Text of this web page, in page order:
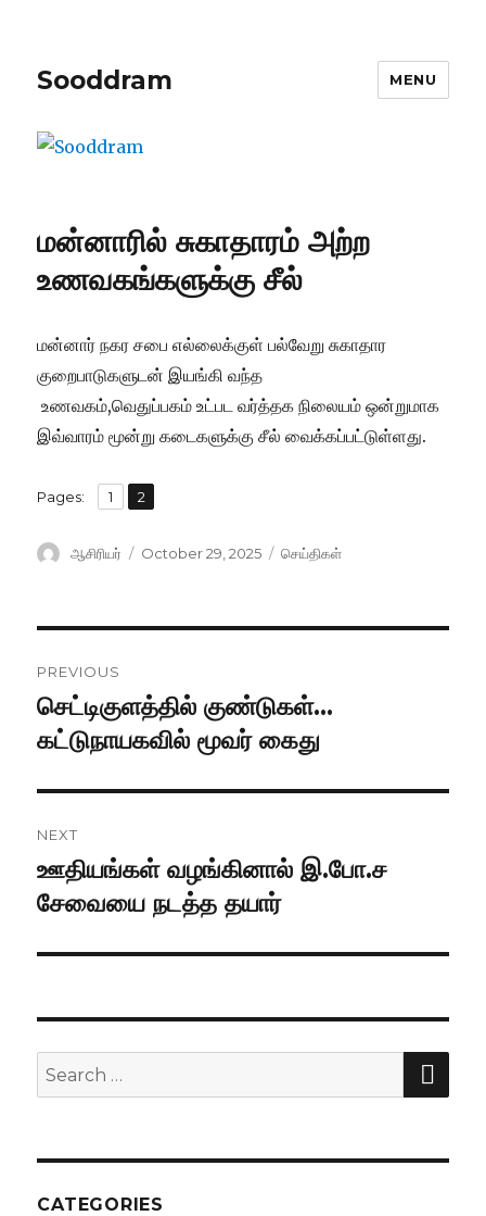
Sooddram MENU
மன்னாரில் சுகாதாரம் அற்ற
உணவகங்களுக்கு சீல்
மன்னார் நகர சபை எல்லைக்குள் பல்வேறு சுகாதார
குறைபாடுகளுடன் இயங்கி வந்த
உணவகம்,வெதுப்பகம் உட்பட வர்த்தக நிலையம் ஒன்றுமாக
இவ்வாரம் மூன்று கடைகளுக்கு சீல் வைக்கப்பட்டுள்ளது.
Pages: Page
1 ,
Page
2
Author
ஆசிரியர்
Posted
October 29, 2025 Categories
செய்திகள்
navigation
PREVIOUS
Previous
post:
செட்டிகுளத்தில் குண்டுகள்…
கட்டுநாயகவில் மூவர் கைது
NEXT
Next
post:
ஊதியங்கள் வழங்கினால் இ.போ.ச
சேவையை நடத்த தயார்
Search
for:
CATEGORIES